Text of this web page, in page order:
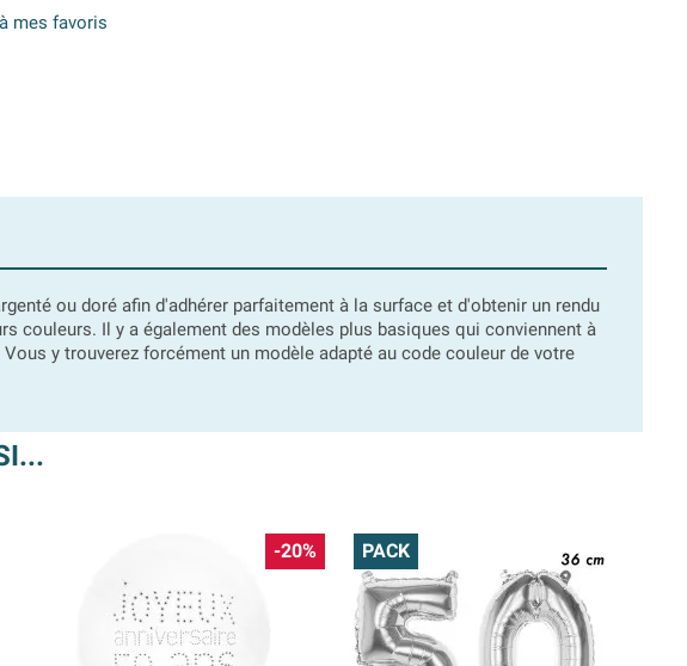
mes favoris
ou doré afin d'adhérer parfaitement à la surface et d'obtenir un rendu
couleurs. Il y a également des modèles plus basiques qui conviennent à
y trouverez forcément un modèle adapté au code couleur de votre
-20% PACK